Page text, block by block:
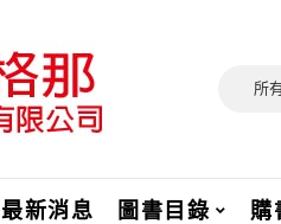
所
最新消息 圖書目錄 購